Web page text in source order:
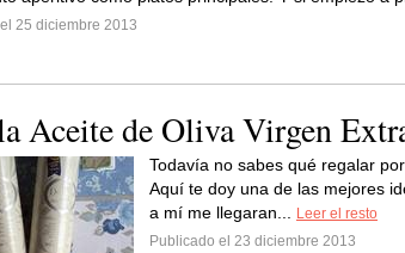
25 diciembre 2013
Aceite de Oliva Virgen
Todavía no sabes qué regalar
Aquí te doy una de las mejores
a mí me llegaran...
Leer el resto
Publicado el 23 diciembre 2013